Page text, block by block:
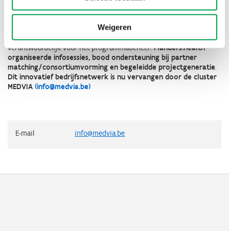
Weigeren
De oproep Personalised Medicine beoogde sterkere inbedding in
het clusterbeleid. Het innovatief bedrijfsnetwerk
Flanders.healthondersteunde VLAIO in deze oproep en was
verantwoordelijk voor het programmabeheer.Flanders.health
organiseerde infosessies, bood ondersteuning bij partner
matching/consortiumvorming en begeleidde projectgeneratie.
Dit innovatief bedrijfsnetwerk is nu vervangen door de cluster
MEDVIA (info@medvia.be)
E-mail info@medvia.be